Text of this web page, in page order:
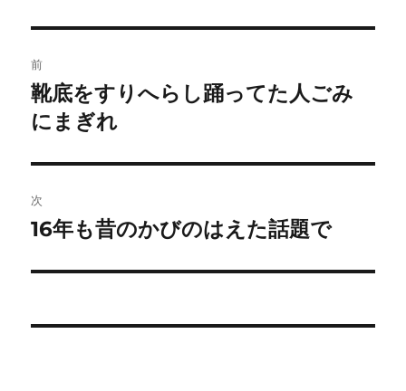
稿
ナ
ビ
ゲ
ー
シ
前
前
の
稿:
靴底をすりへらし踊ってた人ごみ
にまぎれ
次
次
投
16年も昔のかびのはえた話題で